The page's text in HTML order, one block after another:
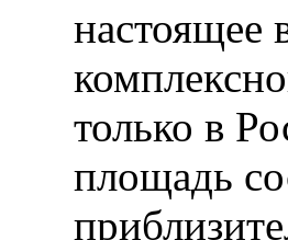
настоящее
только в
площадь